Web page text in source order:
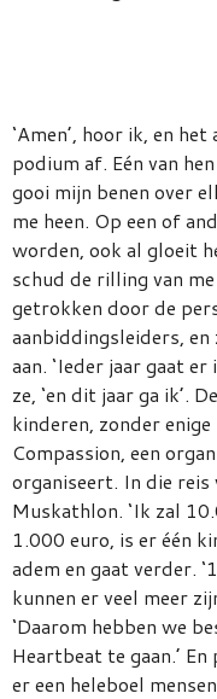
‘Amen’, hoor ik, en
podium af. Eén van
gooi mijn benen over
me heen. Op een of
worden, ook al gloeit
schud de rilling van
getrokken door de
aanbiddingsleiders, en
aan. ‘Ieder jaar gaat
ze, ‘en dit jaar ga ik’.
kinderen, zonder
Compassion, een
organiseert. In die reis
Muskathlon. ‘Ik zal
1.000 euro, is er één
adem en gaat verder.
kunnen er veel meer
‘Daarom hebben we
Heartbeat te gaan.’
er een heleboel